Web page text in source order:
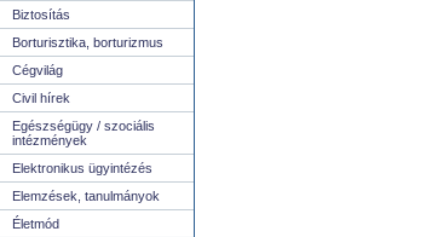
Biztosítás
Borturisztika, borturizmus
Cégvilág
Civil hírek
Egészségügy / szociális
intézmények
Elektronikus ügyintézés
Elemzések, tanulmányok
Életmód